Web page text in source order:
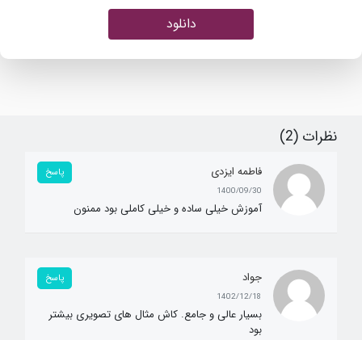
دانلود
نظرات (2)
فاطمه ایزدی
1400/09/30
پاسخ
آموزش خیلی ساده و خیلی کاملی بود ممنون
جواد
1402/12/18
پاسخ
بسیار عالی و جامع. کاش مثال های تصویری بیشتر
بود